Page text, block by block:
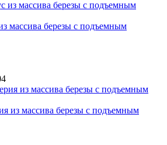
массива березы с подъемным
из массива березы с подъемным